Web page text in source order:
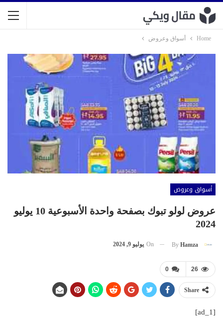
Home أسواق وعروض
أسواق وعروض
عروض لولو تبوك بصفحة واحدة الأسبوعية 10 يوليو
2024
By Hamza
On يوليو 9, 2024
0 26
Share
[ad_1]